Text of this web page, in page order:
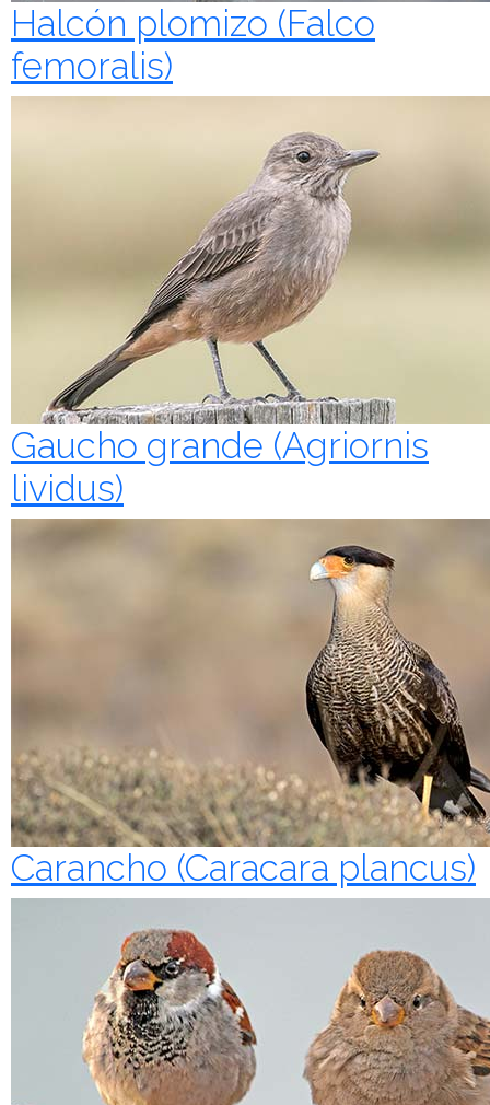
Halcón plomizo (Falco
femoralis)
Gaucho grande (Agriornis
lividus)
Carancho (Caracara plancus)